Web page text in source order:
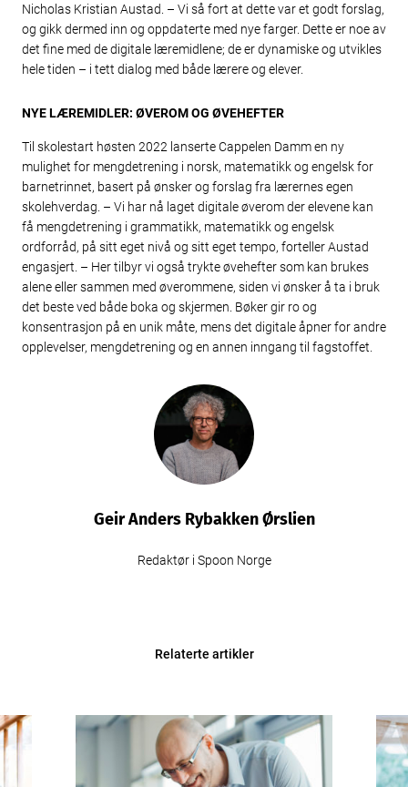
Nicholas Kristian Austad. – Vi så fort at dette var et godt forslag,
og gikk dermed inn og oppdaterte med nye farger. Dette er noe av
det fine med de digitale læremidlene; de er dynamiske og utvikles
hele tiden – i tett dialog med både lærere og elever.
NYE LÆREMIDLER: ØVEROM OG ØVEHEFTER
Til skolestart høsten 2022 lanserte Cappelen Damm en ny
mulighet for mengdetrening i norsk, matematikk og engelsk for
barnetrinnet, basert på ønsker og forslag fra lærernes egen
skolehverdag. – Vi har nå laget digitale øverom der elevene kan
få mengdetrening i grammatikk, matematikk og engelsk
ordforråd, på sitt eget nivå og sitt eget tempo, forteller Austad
engasjert. – Her tilbyr vi også trykte øvehefter som kan brukes
alene eller sammen med øverommene, siden vi ønsker å ta i bruk
det beste ved både boka og skjermen. Bøker gir ro og
konsentrasjon på en unik måte, mens det digitale åpner for andre
opplevelser, mengdetrening og en annen inngang til fagstoffet.
Geir Anders Rybakken Ørslien
Redaktør i Spoon Norge
Relaterte artikler